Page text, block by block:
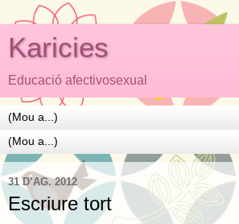
Karicies
Educació afectivosexual
31 D’AG. 2012
Escriure tort